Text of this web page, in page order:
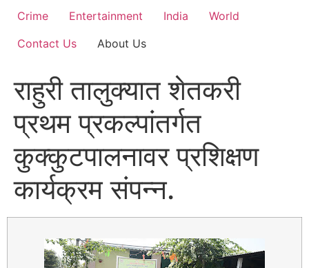
Crime
Entertainment India
World
Contact Us
About Us
राहुरी तालुक्यात शेतकरी
प्रथम प्रकल्पांतर्गत
कुक्कुटपालनावर प्रशिक्षण
कार्यक्रम संपन्न.